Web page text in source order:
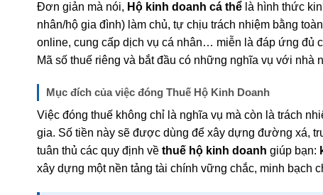
Đơn giản mà nói, Hộ kinh doanh cá thể là hình thức
nhân/hộ gia đình) làm chủ, tự chịu trách nhiệm bằng
online, cung cấp dịch vụ cá nhân… miễn là đáp ứng đủ
Mã số thuế riêng và bắt đầu có những nghĩa vụ với nhà
Mục đích của việc đóng Thuế Hộ Kinh Doanh
Việc đóng thuế không chỉ là nghĩa vụ mà còn là trách
gia. Số tiền này sẽ được dùng để xây dựng đường xá,
tuân thủ các quy định về thuế hộ kinh doanh giúp bạn:
xây dựng một nền tảng tài chính vững chắc, minh bạch